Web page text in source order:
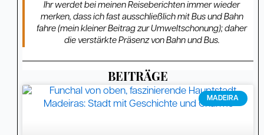
Ihr werdet bei meinen Reiseberichten immer wieder
merken, dass ich fast ausschließlich mit Bus und Bahn
fahre (mein kleiner Beitrag zur Umweltschonung); daher
die verstärkte Präsenz von Bahn und Bus.
BEITRÄGE
MADEIRA
SeiteSeiteSeiteSeiteSeiteSeiteSeiteSeiteSeiteSeiteSeiteSeiteSeiteSeiteSeite
SeiteSeiteSeiteSeiteSeiteSeiteSeiteSeiteSeiteSeiteSeiteSeite
SeiteSeite